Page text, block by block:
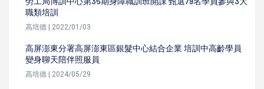
職類培訓
高培德 | 2022/01/03
高屏澎東分署高屏澎東區銀髮中心結合企業 培訓中高齡學員
變身聊天陪伴照服員
高培德 | 2024/05/29